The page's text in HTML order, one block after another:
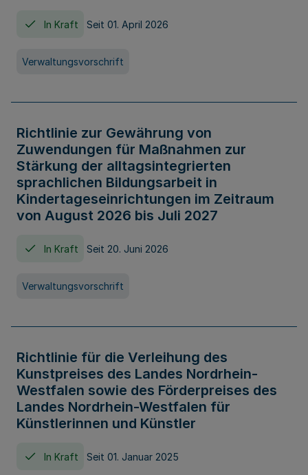
In Kraft Seit 01. April 2026
Verwaltungsvorschrift
Richtlinie zur Gewährung von
Zuwendungen für Maßnahmen zur
Stärkung der alltagsintegrierten
sprachlichen Bildungsarbeit in
Kindertageseinrichtungen im Zeitraum
von August 2026 bis Juli 2027
In Kraft Seit 20. Juni 2026
Verwaltungsvorschrift
Richtlinie für die Verleihung des
Kunstpreises des Landes Nordrhein-
Westfalen sowie des Förderpreises des
Landes Nordrhein-Westfalen für
Künstlerinnen und Künstler
In Kraft Seit 01. Januar 2025